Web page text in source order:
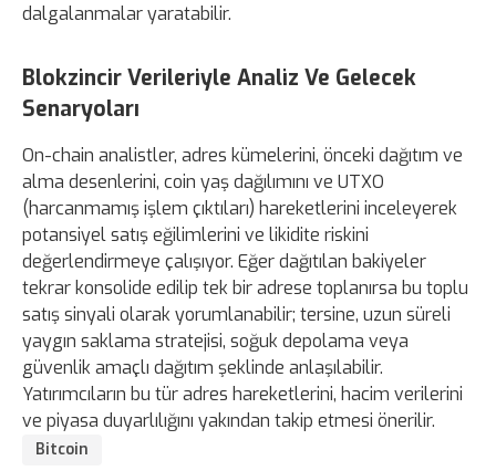
dalgalanmalar yaratabilir.
Blokzincir Verileriyle Analiz Ve Gelecek
Senaryoları
On-chain analistler, adres kümelerini, önceki dağıtım ve
alma desenlerini, coin yaş dağılımını ve UTXO
(harcanmamış işlem çıktıları) hareketlerini inceleyerek
potansiyel satış eğilimlerini ve likidite riskini
değerlendirmeye çalışıyor. Eğer dağıtılan bakiyeler
tekrar konsolide edilip tek bir adrese toplanırsa bu toplu
satış sinyali olarak yorumlanabilir; tersine, uzun süreli
yaygın saklama stratejisi, soğuk depolama veya
güvenlik amaçlı dağıtım şeklinde anlaşılabilir.
Yatırımcıların bu tür adres hareketlerini, hacim verilerini
ve piyasa duyarlılığını yakından takip etmesi önerilir.
Bitcoin